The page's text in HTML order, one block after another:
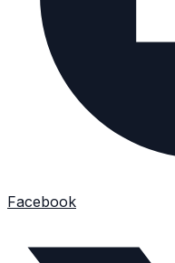
Facebook